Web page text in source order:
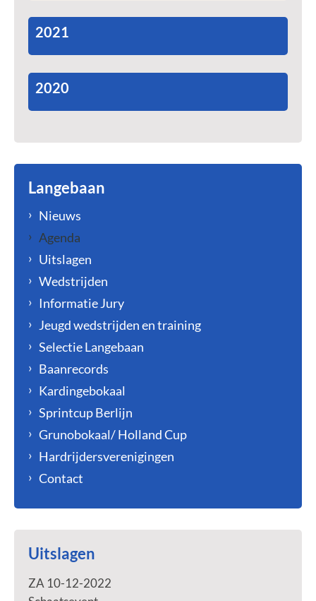
2021
2020
Langebaan
Nieuws
Agenda
Uitslagen
Wedstrijden
Informatie Jury
Jeugd wedstrijden en training
Selectie Langebaan
Baanrecords
Kardingebokaal
Sprintcup Berlijn
Grunobokaal/ Holland Cup
Hardrijdersverenigingen
Contact
Uitslagen
ZA 10-12-2022